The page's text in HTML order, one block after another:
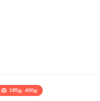
185g, 400g